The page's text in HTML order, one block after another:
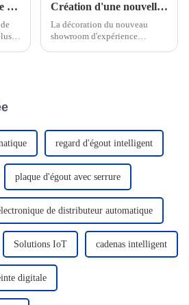
Notre équipe travaille dur pour respecter les délais des commandes urgentes
est
Création d'une nouvelle salle d'exposition
La décoration du nouveau
showroom d'expérience
regard d'égout intelligent
plaque d'égout avec serrure
de distributeur automatique
Solutions IoT cadenas intelligent
digitale